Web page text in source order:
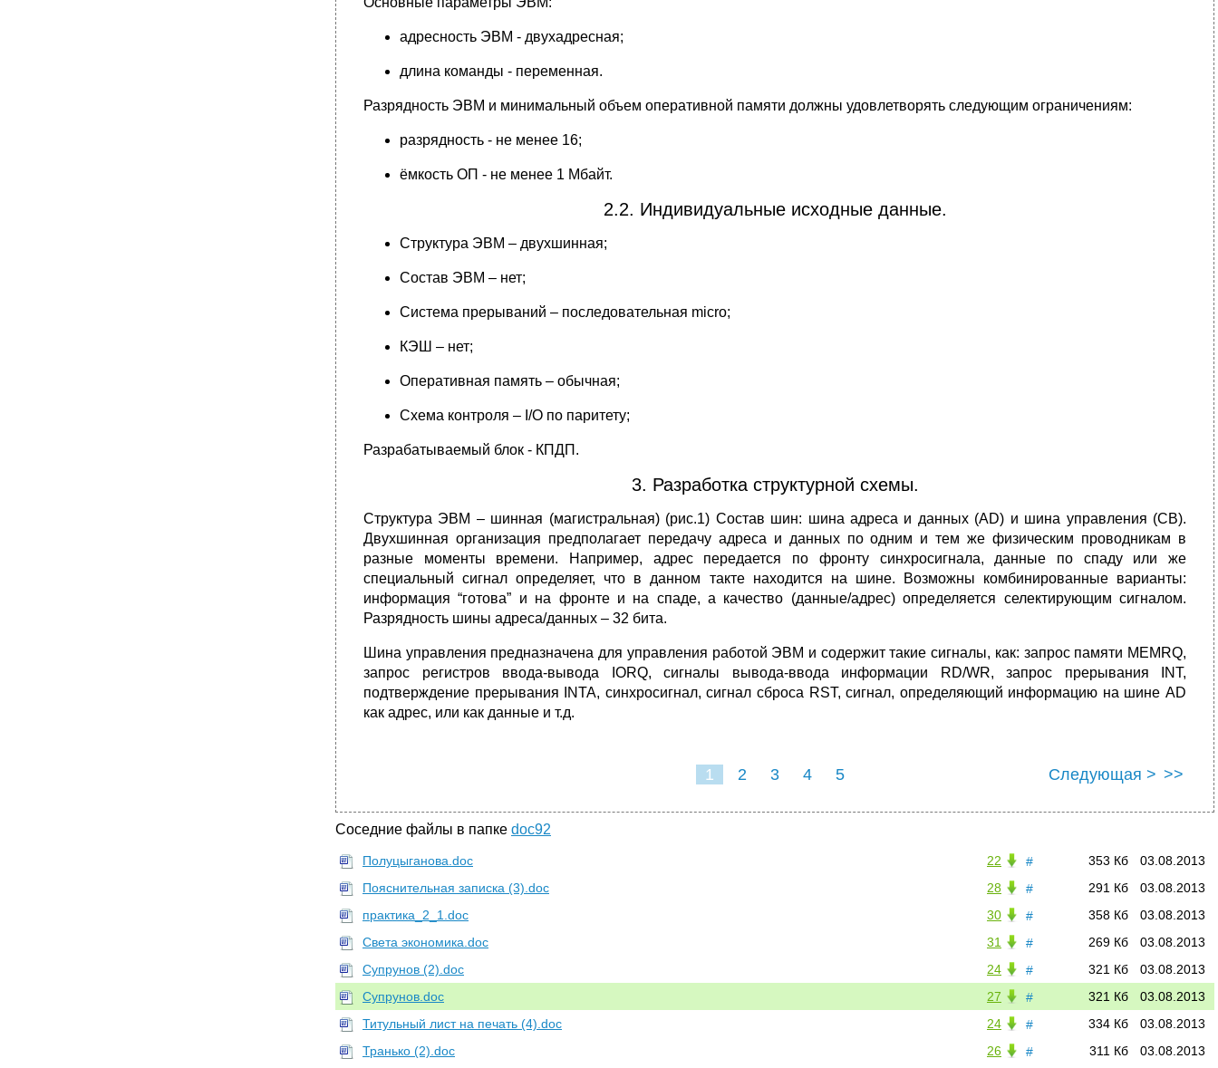
адресность ЭВМ - двухадресная;
длина команды - переменная.
Разрядность ЭВМ и минимальный объем оперативной памяти должны удовлетворять следующим ограничениям:
разрядность - не менее 16;
ёмкость ОП - не менее 1 Мбайт.
2.2. Индивидуальные исходные данные.
Структура ЭВМ – двухшинная;
Состав ЭВМ – нет;
Система прерываний – последовательная micro;
КЭШ – нет;
Оперативная память – обычная;
Схема контроля – I/O по паритету;
Разрабатываемый блок - КПДП.
3. Разработка структурной схемы.
Структура ЭВМ – шинная (магистральная) (рис.1) Состав шин: шина адреса и данных (AD) и шина управления (CB).
Двухшинная организация предполагает передачу адреса и данных по одним и тем же физическим проводникам в
разные моменты времени. Например, адрес передается по фронту синхросигнала, данные по спаду или же
специальный сигнал определяет, что в данном такте находится на шине. Возможны комбинированные варианты:
информация “готова” и на фронте и на спаде, а качество (данные/адрес) определяется селектирующим сигналом.
Разрядность шины адреса/данных – 32 бита.
Шина управления предназначена для управления работой ЭВМ и содержит такие сигналы, как: запрос памяти MEMRQ,
запрос регистров ввода-вывода IORQ, сигналы вывода-ввода информации RD/WR, запрос прерывания INT,
подтверждение прерывания INTA, синхросигнал, сигнал сброса RST, сигнал, определяющий информацию на шине AD
как адрес, или как данные и т.д.
1 2 3 4 5 Следующая > >>
Соседние файлы в папке doc92
# 03.08.2013
353 Кб
22
Полуцыганова.doc
#
03.08.2013
291 Кб
28
Пояснительная записка (3).doc
#
03.08.2013
358 Кб
30
практика_2_1.doc
#
03.08.2013
269 Кб
31
Света экономика.doc
#
03.08.2013
321 Кб
24
Супрунов (2).doc
#
03.08.2013
321 Кб
27
Супрунов.doc
#
03.08.2013
334 Кб
24
Титульный лист на печать (4).doc
#
03.08.2013
311 Кб
26
Транько (2).doc